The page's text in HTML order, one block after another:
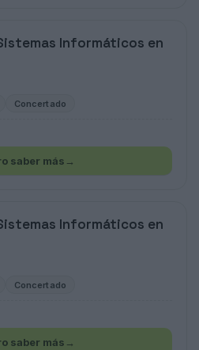
Informáticos en
Concertado
saber más →
Informáticos en
Concertado
saber más →